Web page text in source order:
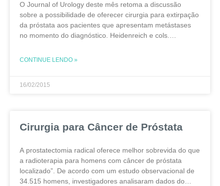
O Journal of Urology deste mês retoma a discussão
sobre a possibilidade de oferecer cirurgia para extirpação
da próstata aos pacientes que apresentam metástases
no momento do diagnóstico. Heidenreich e cols.
Germany) publicaram
CONTINUE LENDO »
16/02/2015
Cirurgia para Câncer de Próstata
A prostatectomia radical oferece melhor sobrevida do que
a radioterapia para homens com câncer de próstata
localizado”. De acordo com um estudo observacional de
34.515 homens, investigadores analisaram dados do